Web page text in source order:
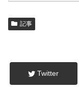
記事
Twitter